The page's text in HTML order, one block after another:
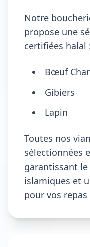
Notre
propose une
certifiées halal
Bœuf
Gibiers
Lapin
Toutes nos
sélectionnées
garantissant
islamiques et
pour vos